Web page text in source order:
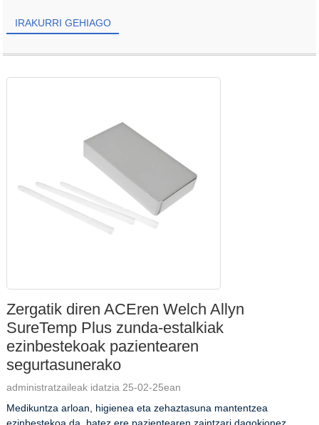
IRAKURRI GEHIAGO
Zergatik diren ACEren Welch Allyn
SureTemp Plus zunda-estalkiak
ezinbestekoak pazientearen
segurtasunerako
administratzaileak idatzia 25-02-25ean
Medikuntza arloan, higienea eta zehaztasuna mantentzea
ezinbestekoa da, batez ere pazientearen zaintzari dagokionez.